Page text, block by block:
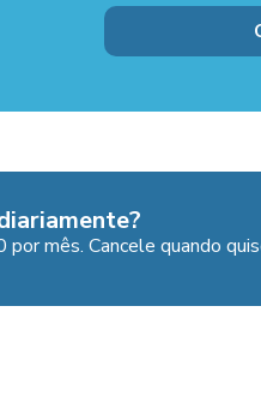
mês. Cancele quando